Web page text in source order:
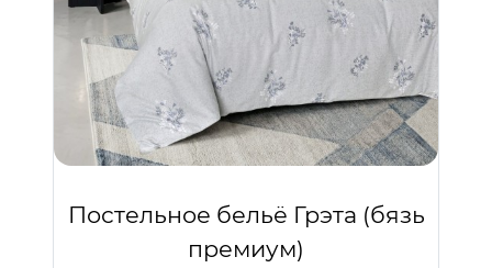
Постельное бельё Грэта (бязь
премиум)